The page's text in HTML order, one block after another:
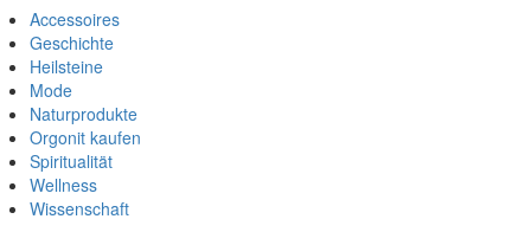
Accessoires
Geschichte
Heilsteine
Mode
Naturprodukte
Orgonit kaufen
Spiritualität
Wellness
Wissenschaft